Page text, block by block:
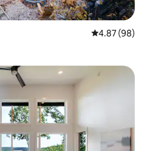
平均评分 4.87
4.87 (98)